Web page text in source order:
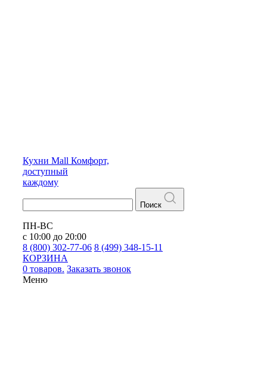
Кухни Mall Комфорт,
доступный
каждому
Поиск
ПН-ВС
с 10:00 до 20:00
8 (800) 302-77-06 8 (499) 348-15-11
КОРЗИНА
0 товаров. Заказать звонок
Меню